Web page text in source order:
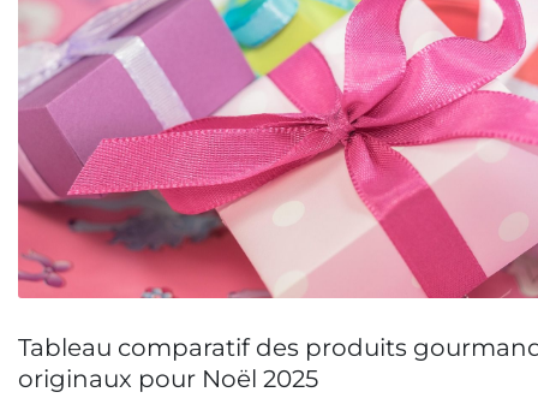
Tableau comparatif des produits
originaux pour Noël 2025